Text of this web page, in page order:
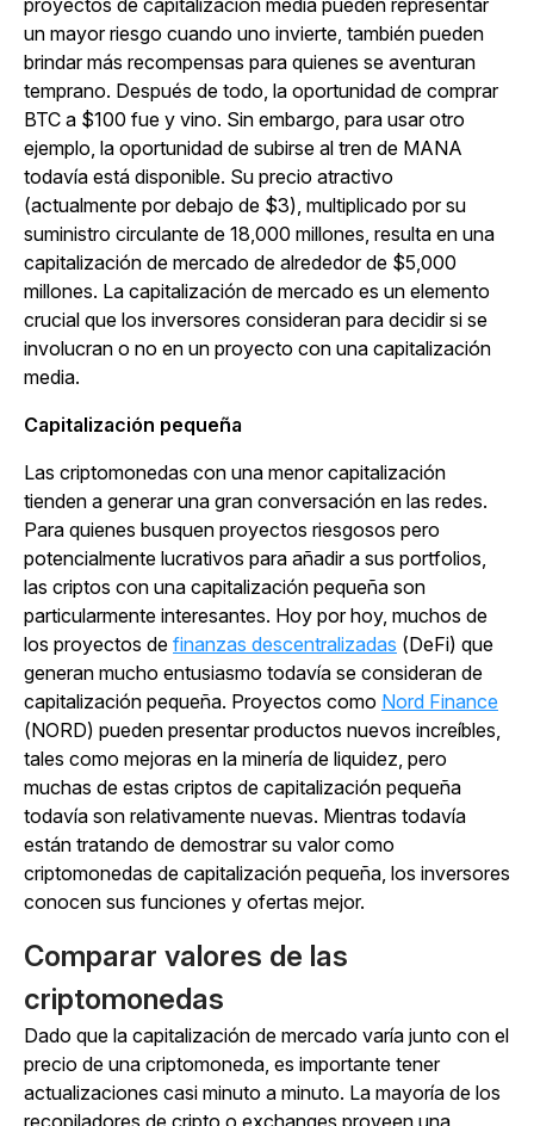
proyectos de capitalización media pueden representar
un mayor riesgo cuando uno invierte, también pueden
brindar más recompensas para quienes se aventuran
temprano. Después de todo, la oportunidad de comprar
BTC a $100 fue y vino. Sin embargo, para usar otro
ejemplo, la oportunidad de subirse al tren de MANA
todavía está disponible. Su precio atractivo
(actualmente por debajo de $3), multiplicado por su
suministro circulante de 18,000 millones, resulta en una
capitalización de mercado de alrededor de $5,000
millones. La capitalización de mercado es un elemento
crucial que los inversores consideran para decidir si se
involucran o no en un proyecto con una capitalización
media.
Capitalización pequeña
Las criptomonedas con una menor capitalización
tienden a generar una gran conversación en las redes.
Para quienes busquen proyectos riesgosos pero
potencialmente lucrativos para añadir a sus portfolios,
las criptos con una capitalización pequeña son
particularmente interesantes. Hoy por hoy, muchos de
los proyectos de finanzas descentralizadas (DeFi) que
generan mucho entusiasmo todavía se consideran de
capitalización pequeña. Proyectos como Nord Finance
(NORD) pueden presentar productos nuevos increíbles,
tales como mejoras en la minería de liquidez, pero
muchas de estas criptos de capitalización pequeña
todavía son relativamente nuevas. Mientras todavía
están tratando de demostrar su valor como
criptomonedas de capitalización pequeña, los inversores
conocen sus funciones y ofertas mejor.
Comparar valores de las
criptomonedas
Dado que la capitalización de mercado varía junto con el
precio de una criptomoneda, es importante tener
actualizaciones casi minuto a minuto. La mayoría de los
recopiladores de cripto o exchanges proveen una